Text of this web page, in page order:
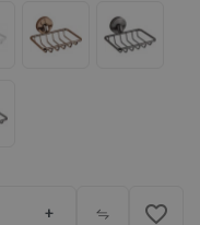
+ favorite_border